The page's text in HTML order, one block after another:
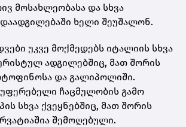
მოსახლეობასა და სხვა
ხელი შეუშალონ.
უკვე მოქმედებს იტალიის სხვა
ადგილებშიც, მათ შორის
და გალიპოლიში.
ჩაცმულობის გამო
სხვა ქვეყნებშიც, მათ შორის
შემოღებული.